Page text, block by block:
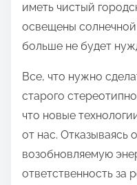
иметь чистый
освещены
больше не будет
Все, что нужно
старого
что новые
от нас. Отказываясь
возобновляемую
ответственность за